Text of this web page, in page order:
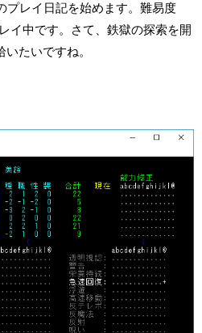
プレイ日記を始めます。難易度
イ中です。さて、鉄獄の探索を開
たいですね。